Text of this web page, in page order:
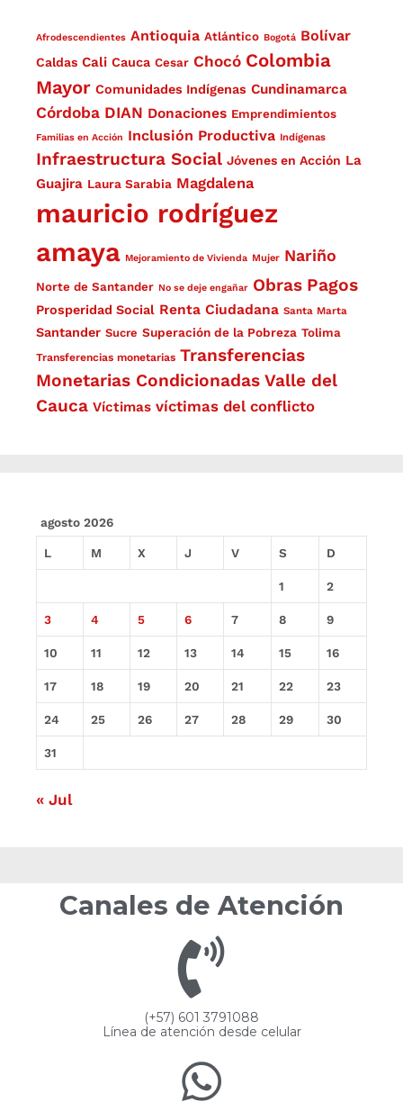
Afrodescendientes Antioquia Atlántico Bogotá Bolívar
Caldas Cali Cauca Cesar Chocó Colombia
Mayor Comunidades Indígenas Cundinamarca
Córdoba DIAN Donaciones Emprendimientos
Familias en Acción Inclusión Productiva Indígenas
Infraestructura Social Jóvenes en Acción La
Guajira Laura Sarabia Magdalena
mauricio rodríguez
amaya Mejoramiento de Vivienda Mujer Nariño
Norte de Santander No se deje engañar Obras Pagos
Prosperidad Social Renta Ciudadana Santa Marta
Santander Sucre Superación de la Pobreza Tolima
Transferencias monetarias Transferencias
Monetarias Condicionadas Valle del
Cauca Víctimas víctimas del conflicto
agosto 2026
L M X J V S D
1 2
3 4 5 6 7 8 9
10 11 12 13 14 15 16
17 18 19 20 21 22 23
24 25 26 27 28 29 30
31
« Jul
Canales de Atención
(+57) 601 3791088
Línea de atención desde celular